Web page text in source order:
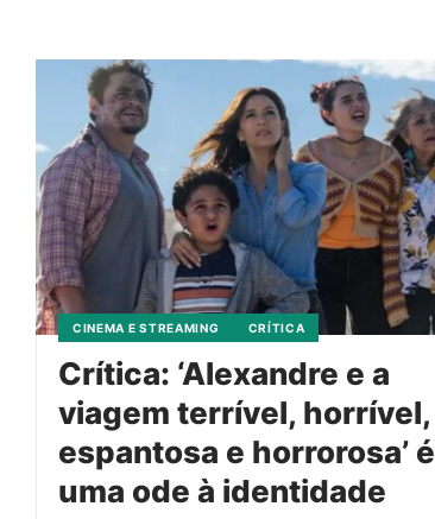
CINEMA E STREAMING CRÍTICA
Crítica: ‘Alexandre e a
viagem terrível, horrível,
espantosa e horrorosa’ é
uma ode à identidade